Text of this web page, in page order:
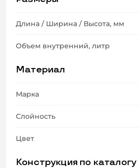
Длина / Ширина / Высота, мм
Объем внутренний, литр
Материал
Марка
Слойность
Цвет
Конструкция по каталогу